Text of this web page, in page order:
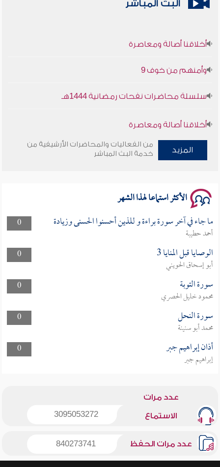
البث المباشر
أخلاقنا أصالة ومعاصرة
وأمنهم من خوف 9
سلسلة محاضرات نفحات رمضانية 1444هـ
أخلاقنا أصالة ومعاصرة
وأمنهم من خوف 9
المزيد
من الفعاليات والمحاضرات الأرشيفية من
خدمة البث المباشر
الأكثر استماعا لهذا الشهر
0 ما جاء في آخر سورة براءة و للذين أحسنوا الحسنى وزيادة
أحمد حطيبة
0
الوصايا قبل المنايا 3
أبو إسحاق الحويني
0
سورة التوبة
محمود خليل الحصري
0
سورة النحل
محمد أبو سنينة
0
أذان إبراهيم جبر
إبراهيم جبر
عدد مرات
الاستماع 3095053272
عدد مرات الحفظ 840273741